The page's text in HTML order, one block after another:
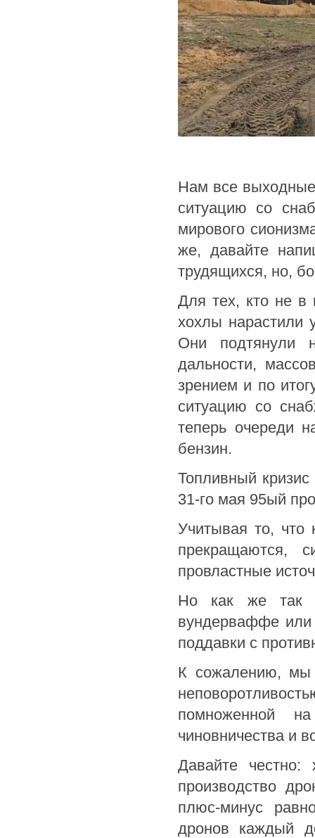
Нам все
ситуацию со
мирового
же, давайте
трудящихся, но,
Для тех, кто не в
хохлы нарастили
Они подтянули
дальности,
зрением и по
ситуацию со
теперь очереди
бензин.
Топливный
31-го мая 95ый
Учитывая то, что
прекращаются,
провластные
Но как же так
вундерваффе или
поддавки с
К сожалению, мы
помноженной
чиновничества и
Давайте честно:
производство
плюс-минус
дронов каждый